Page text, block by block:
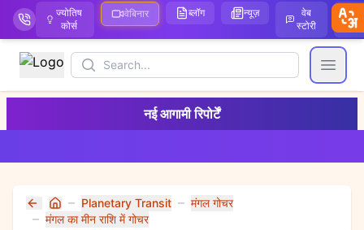
ज्योतिष
कोर्स
वेबिनार ब्लॉग न्यूज़
वेब
स्टोरी
Search
Open
नई आगामी रिपोर्टें
Home Planetary Transit
मंगल गोचर
मंगल का मीन राशि में गोचर